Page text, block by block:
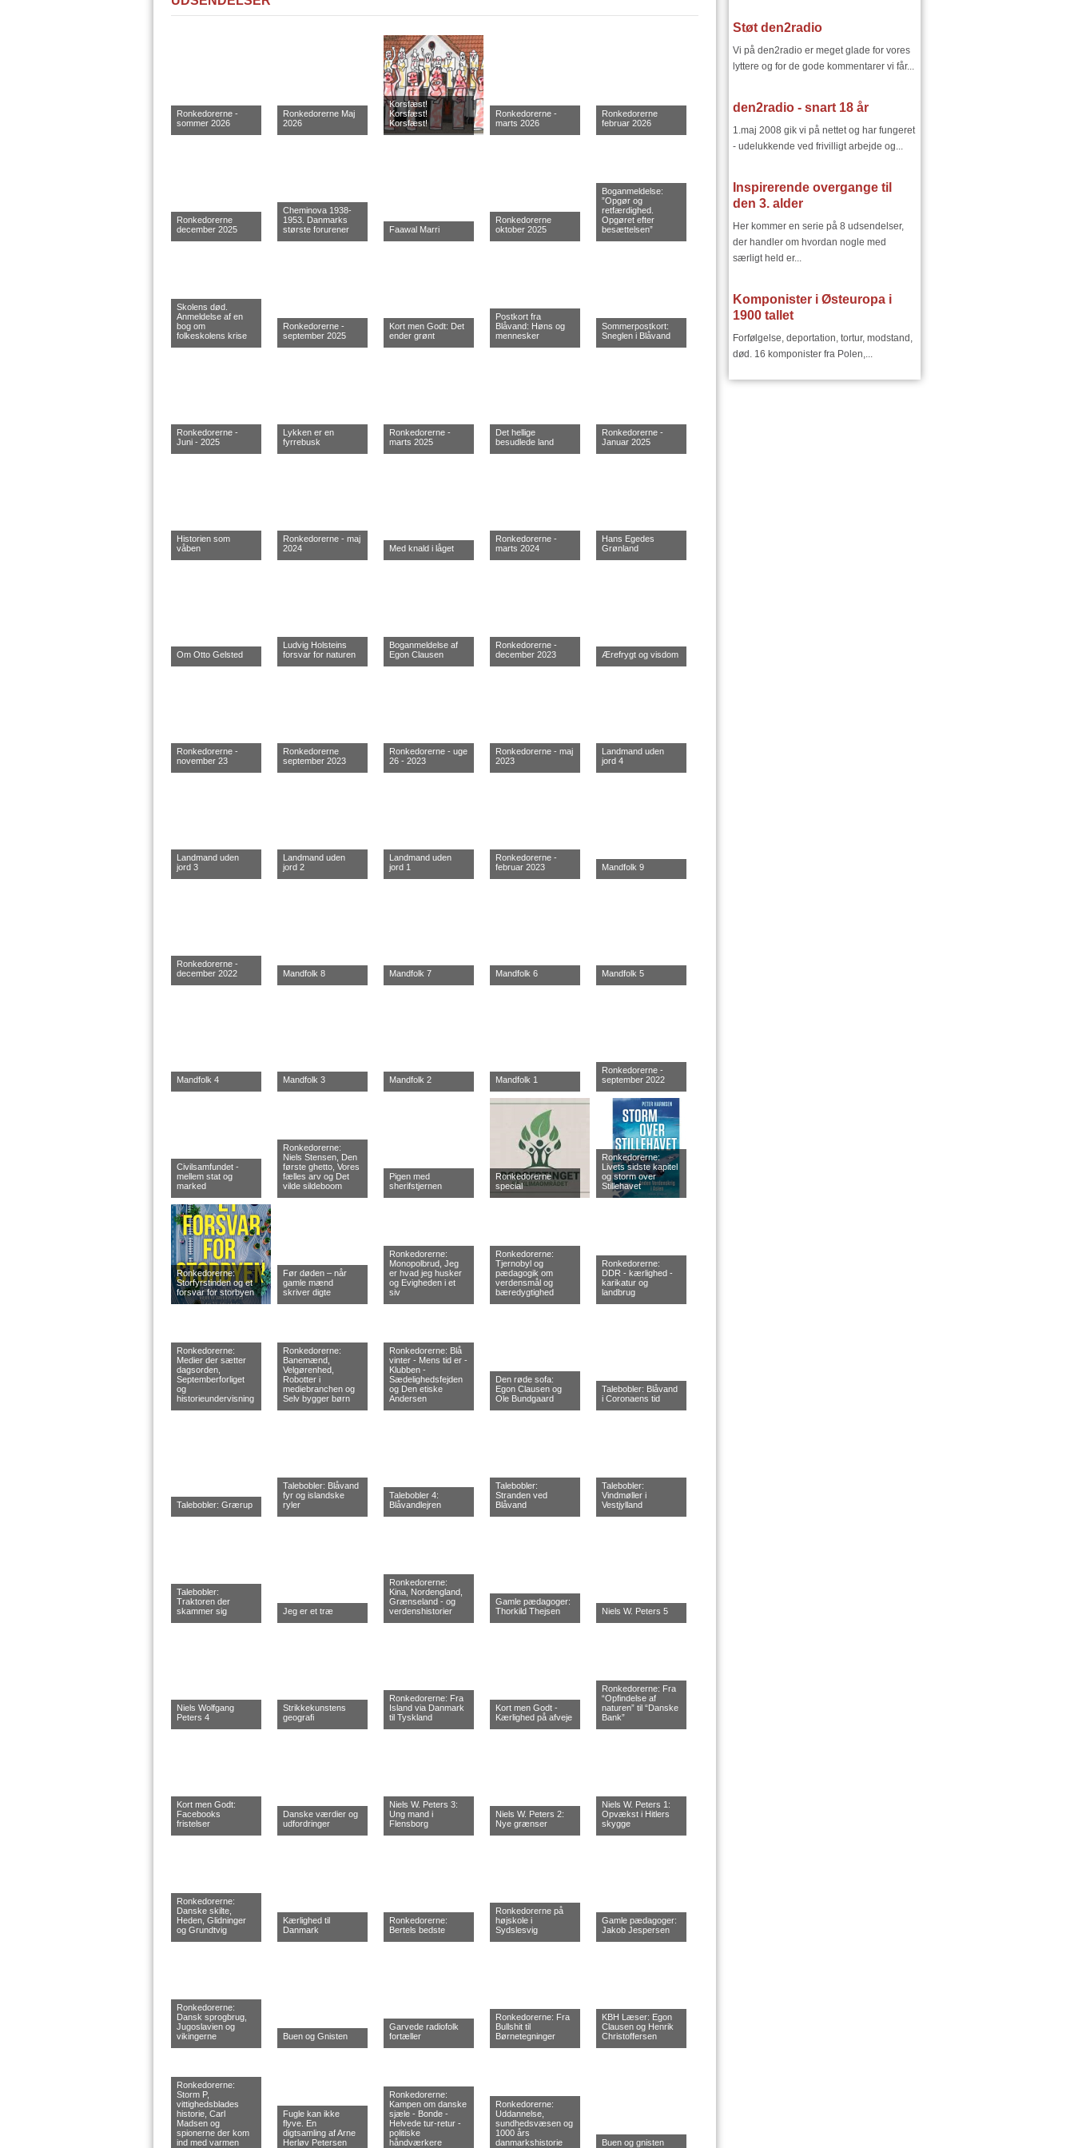
Ronkedorerne -
sommer 2026
Ronkedorerne Maj
2026
Korsfæst!
Korsfæst!
Korsfæst!
Ronkedorerne -
marts 2026
Ronkedorerne
februar 2026
Ronkedorerne
december 2025
Cheminova 1938-
1953. Danmarks
største forurener
Faawal Marri
Ronkedorerne
oktober 2025
Boganmeldelse:
”Opgør og
retfærdighed.
Opgøret efter
besættelsen”
Skolens død.
Anmeldelse af en
bog om
folkeskolens krise
Ronkedorerne -
september 2025
Kort men Godt: Det
ender grønt
Postkort fra
Blåvand: Høns og
mennesker
Sommerpostkort:
Sneglen i Blåvand
Ronkedorerne -
Juni - 2025
Lykken er en
fyrrebusk
Ronkedorerne -
marts 2025
Det hellige
besudlede land
Ronkedorerne -
Januar 2025
Historien som
våben
Ronkedorerne - maj
2024
Med knald i låget
Ronkedorerne -
marts 2024
Hans Egedes
Grønland
Om Otto Gelsted
Ludvig Holsteins
forsvar for naturen
Boganmeldelse af
Egon Clausen
Ronkedorerne -
december 2023
Ærefrygt og visdom
Ronkedorerne -
november 23
Ronkedorerne
september 2023
Ronkedorerne - uge
26 - 2023
Ronkedorerne - maj
2023
Landmand uden
jord 4
Landmand uden
jord 3
Landmand uden
jord 2
Landmand uden
jord 1
Ronkedorerne -
februar 2023
Mandfolk 9
Ronkedorerne -
december 2022
Mandfolk 8 Mandfolk 7 Mandfolk 6 Mandfolk 5
Mandfolk 4 Mandfolk 3 Mandfolk 2 Mandfolk 1
Ronkedorerne -
september 2022
Civilsamfundet -
mellem stat og
marked
Ronkedorerne:
Niels Stensen, Den
første ghetto, Vores
fælles arv og Det
vilde sildeboom
Pigen med
sherifstjernen
Ronkedorerne
special
Ronkedorerne:
Livets sidste kapitel
og storm over
Stillehavet
Ronkedorerne:
Storfyrstinden og et
forsvar for storbyen
Før døden – når
gamle mænd
skriver digte
Ronkedorerne:
Monopolbrud, Jeg
er hvad jeg husker
og Evigheden i et
siv
Ronkedorerne:
Tjernobyl og
pædagogik om
verdensmål og
bæredygtighed
Ronkedorerne:
DDR - kærlighed -
karikatur og
landbrug
Ronkedorerne:
Medier der sætter
dagsorden,
Septemberforliget
og
historieundervisning
Ronkedorerne:
Banemænd,
Velgørenhed,
Robotter i
mediebranchen og
Selv bygger børn
Ronkedorerne: Blå
vinter - Mens tid er -
Klubben -
Sædelighedsfejden
og Den etiske
Andersen
Den røde sofa:
Egon Clausen og
Ole Bundgaard
Talebobler: Blåvand
i Coronaens tid
Talebobler: Grærup
Talebobler: Blåvand
fyr og islandske
ryler
Talebobler 4:
Blåvandlejren
Talebobler:
Stranden ved
Blåvand
Talebobler:
Vindmøller i
Vestjylland
Talebobler:
Traktoren der
skammer sig
Jeg er et træ
Ronkedorerne:
Kina, Nordengland,
Grænseland - og
verdenshistorier
Gamle pædagoger:
Thorkild Thejsen
Niels W. Peters 5
Niels Wolfgang
Peters 4
Strikkekunstens
geografi
Ronkedorerne: Fra
Island via Danmark
til Tyskland
Kort men Godt -
Kærlighed på afveje
Ronkedorerne: Fra
“Opfindelse af
naturen” til “Danske
Bank”
Kort men Godt:
Facebooks
fristelser
Danske værdier og
udfordringer
Niels W. Peters 3:
Ung mand i
Flensborg
Niels W. Peters 2:
Nye grænser
Niels W. Peters 1:
Opvækst i Hitlers
skygge
Ronkedorerne:
Danske skilte,
Heden, Glidninger
og Grundtvig
Kærlighed til
Danmark
Ronkedorerne:
Bertels bedste
Ronkedorerne på
højskole i
Sydslesvig
Gamle pædagoger:
Jakob Jespersen
Ronkedorerne:
Dansk sprogbrug,
Jugoslavien og
vikingerne
Buen og Gnisten
Garvede radiofolk
fortæller
Ronkedorerne: Fra
Bullshit til
Børnetegninger
KBH Læser: Egon
Clausen og Henrik
Christoffersen
Ronkedorerne:
Storm P,
vittighedsblades
historie, Carl
Madsen og
spionerne der kom
ind med varmen
Fugle kan ikke
flyve. En
digtsamling af Arne
Herløv Petersen
Ronkedorerne:
Kampen om danske
sjæle - Bonde -
Helvede tur-retur -
politiske
håndværkere
Ronkedorerne:
Uddannelse,
sundhedsvæsen og
1000 års
danmarkshistorie
Buen og gnisten
Støt den2radio
Vi på den2radio er meget glade for vores
lyttere og for de gode kommentarer vi får...
den2radio - snart 18 år
1.maj 2008 gik vi på nettet og har fungeret
- udelukkende ved frivilligt arbejde og...
Inspirerende overgange til
den 3. alder
Her kommer en serie på 8 udsendelser,
der handler om hvordan nogle med
særligt held er...
Komponister i Østeuropa i
1900 tallet
Forfølgelse, deportation, tortur, modstand,
død. 16 komponister fra Polen,...